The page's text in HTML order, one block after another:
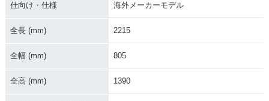
2013年 Tiger 800 X
2011年 Tiger 800 X
仕向け・仕様 海外メーカーモデル
全長 (mm) 2215
全幅 (mm) 805
全高 (mm) 1390